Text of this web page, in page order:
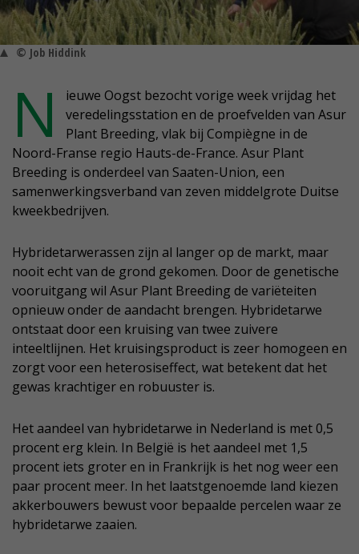
© Job Hiddink
N
ieuwe Oogst bezocht vorige week vrijdag het
veredelingsstation en de proefvelden van Asur
Plant Breeding, vlak bij Compiègne in de
Noord-Franse regio Hauts-de-France. Asur Plant
Breeding is onderdeel van Saaten-Union, een
samenwerkingsverband van zeven middelgrote Duitse
kweekbedrijven.
Hybridetarwerassen zijn al langer op de markt, maar
nooit echt van de grond gekomen. Door de genetische
vooruitgang wil Asur Plant Breeding de variëteiten
opnieuw onder de aandacht brengen. Hybridetarwe
ontstaat door een kruising van twee zuivere
inteeltlijnen. Het kruisingsproduct is zeer homogeen en
zorgt voor een heterosiseffect, wat betekent dat het
gewas krachtiger en robuuster is.
Het aandeel van hybridetarwe in Nederland is met 0,5
procent erg klein. In België is het aandeel met 1,5
procent iets groter en in Frankrijk is het nog weer een
paar procent meer. In het laatstgenoemde land kiezen
akkerbouwers bewust voor bepaalde percelen waar ze
hybridetarwe zaaien.